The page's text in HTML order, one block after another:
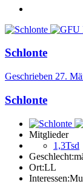
Schlonte
Geschrieben 27.
Schlonte
Mitglieder
1,3Tsd
Geschlecht:
Ort:LL
Interessen: